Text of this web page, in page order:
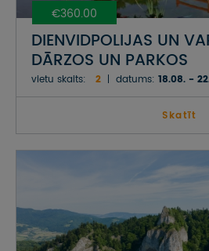
€360.00
DIENVIDPOLIJAS UN
DĀRZOS UN PARKOS
vietu skaits: 2 datums: 18.08. -
Skatīt